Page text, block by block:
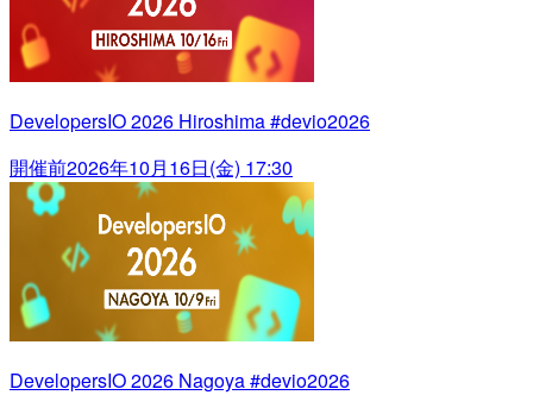
DevelopersIO 2026 Hiroshima #devio2026
開催前2026年10月16日(金) 17:30
DevelopersIO 2026 Nagoya #devio2026